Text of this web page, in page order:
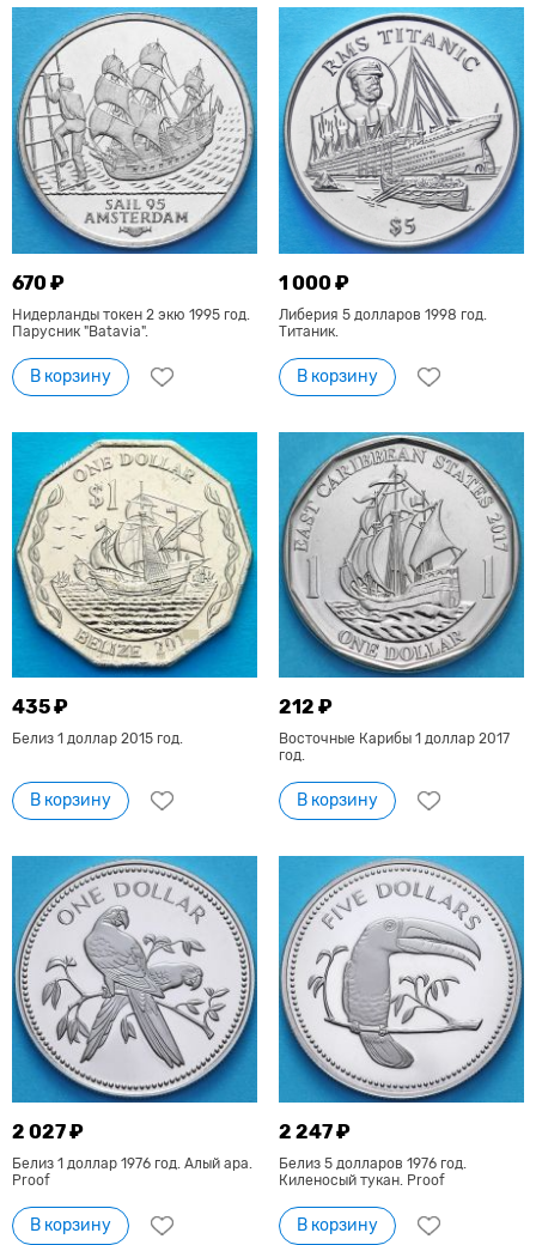
670 ₽
Нидерланды токен 2 экю 1995 год.
Парусник "Batavia".
В корзину
1 000 ₽
Либерия 5 долларов 1998 год.
Титаник.
В корзину
435 ₽
Белиз 1 доллар 2015 год.
В корзину
212 ₽
Восточные Карибы 1 доллар 2017
год.
В корзину
2 027 ₽
Белиз 1 доллар 1976 год. Алый ара.
Proof
В корзину
2 247 ₽
Белиз 5 долларов 1976 год.
Киленосый тукан. Proof
В корзину